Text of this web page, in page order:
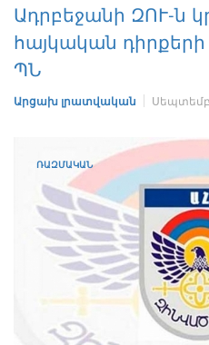
Ադրբեջանի ԶՈՒ-ն
հայկական դիրքերի
ՊՆ
Արցախ լրատվական
ՌԱԶՄԱԿԱՆ